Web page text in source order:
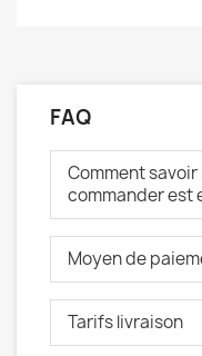
FAQ
Comment
commander est
Moyen de
Tarifs livraison